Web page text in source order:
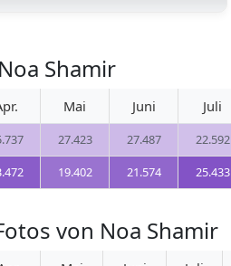
Shamir
Mai Juni Juli
27.423 27.487 22.592
19.402 21.574 25.433
von Noa Shamir